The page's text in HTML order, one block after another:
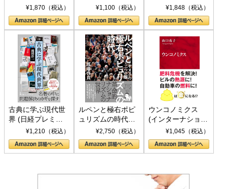
トランプとBRICS
の挑戦
¥1,870（税込）
下、ソ連参戦、そ
して聖断 (PHP新
書)
¥1,100（税込） ¥1,848（税込）
古典に学ぶ現代世
界 (日経プレミア
シリーズ)¥1,210（税込）
ルペンと極右ポピ
ュリズムの時代：
〈ヤヌス〉の二つ
の顔
¥2,750（税込）
ウンコノミクス
(インターナショナ
ル新書)¥1,045（税込）